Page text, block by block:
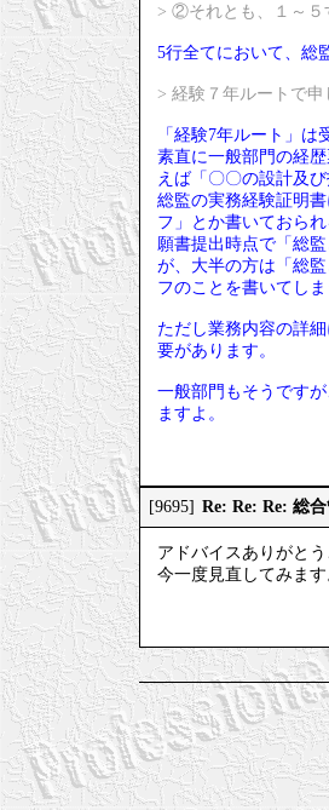
> ②それとも、１～５
5行全てにおいて、総
> 経験７年ルートで
「経験7年ルート」
素直に一般部門の経
えば「〇〇の設計及び
総監の実務経験証明
フ」とか書いておられ
願書提出時点で「総
が、大半の方は「総
フのことを書いてし
ただし業務内容の詳
要があります。
一般部門もそうです
ますよ。
[9695] Re: Re: Re: 総
アドバイスありがとう
今一度見直してみます